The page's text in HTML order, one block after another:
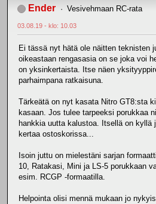
Ender Vesivehmaan RC-rata
03.08.19 - klo: 10.03
Ei tässä nyt hätä ole näitten teknisten
oikeastaan rengasasia on se joka voi
on yksinkertaista. Itse näen
parhaimpana ratkaisuna.
Tärkeätä on nyt kasata Nitro GT8:sta
kasaan. Jos tulee tarpeeksi porukkaa
hankkia uutta kalustoa. Itsellä on kyllä
kertaa ostoskorissa...
Isoin juttu on mielestäni sarjan
10, Ratakasi, Mini ja LS-5 porukkaan
esim. RCGP -formaatilla.
Helpointa olisi mennä mukaan jo